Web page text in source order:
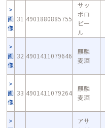
画
像
31 4901880885755
サッ
ポロ
ビー
ル
画
像
32 4901411079646
麒麟
麦酒
画
像
33 4901411079264
麒麟
麦酒
アサ